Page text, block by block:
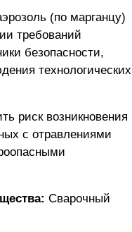
(по марганцу)
требований
безопасности,
технологических
риск возникновения
с отравлениями
Сварочный